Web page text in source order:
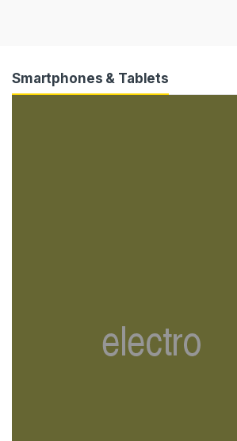
Smartphones & Tablets